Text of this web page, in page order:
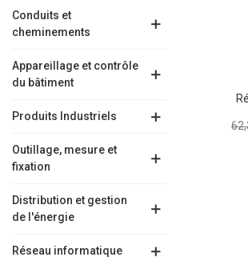
Conduits et
cheminements
Appareillage et contrôle
du bâtiment
Produits Industriels
Outillage, mesure et
fixation
Distribution et gestion
de l'énergie
Réseau informatique